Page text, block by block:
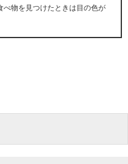
べ物を見つけたときは目の色が